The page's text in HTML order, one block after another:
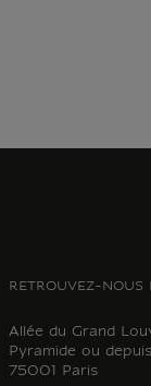
RETROUVEZ-NOUS
Allée du Grand
Pyramide ou
75001 Paris